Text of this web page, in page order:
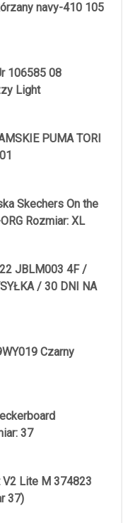
navy-410 105
106585 08
Light
PUMA TORI
Skechers On the
Rozmiar: XL
JBLM003 4F /
/ 30 DNI NA
Czarny
37
V2 Lite M 374823
37)